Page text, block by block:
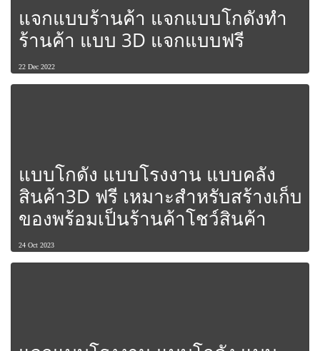
แจกแบบร้านค้า แจกแบบโกดังทำ
ร้านค้า แบบ 3D แจกแบบฟรี
22 Dec 2022
แบบโกดัง แบบโรงงาน แบบคลัง
สินค้า3D ฟรี เหมาะสำหรับสร้างเก็บ
ของพร้อมเป็นร้านค้าโชว์สินค้า
24 Oct 2023